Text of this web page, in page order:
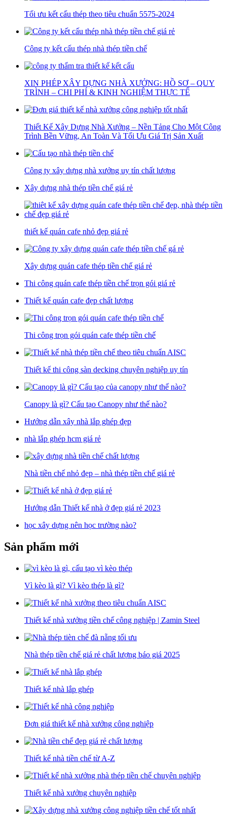
Tối ưu kết cấu thép theo tiêu chuẩn 5575-2024
Công ty kết cấu thép nhà thép tiền chế
XIN PHÉP XÂY DỰNG NHÀ XƯỞNG: HỒ SƠ – QUY
TRÌNH – CHI PHÍ & KINH NGHIỆM THỰC TẾ
Thiết Kế Xây Dựng Nhà Xưởng – Nền Tảng Cho Một Công
Trình Bền Vững, An Toàn Và Tối Ưu Giá Trị Sản Xuất
Công ty xây dựng nhà xưởng uy tín chất lượng
Xây dựng nhà thép tiền chế giá rẻ
thiết kế quán cafe nhỏ đẹp giá rẻ
Xây dựng quán cafe thép tiền chế giá rẻ
Thi công quán cafe thép tiền chế trọn gói giá rẻ
Thiết kế quán cafe đẹp chất lượng
Thi công trọn gói quán cafe thép tiền chế
Thiết kế thi công sàn decking chuyên nghiệp uy tín
Canopy là gì? Cấu tạo Canopy như thế nào?
Hướng dẫn xây nhà lắp ghép đẹp
nhà lắp ghép hcm giá rẻ
Nhà tiền chế nhỏ đẹp – nhà thép tiền chế giá rẻ
Hướng dẫn Thiết kế nhà ở đẹp giá rẻ 2023
học xây dựng nên học trường nào?
Sản phẩm mới
Vì kèo là gì? Vì kèo thép là gì?
Thiết kế nhà xưởng tiền chế công nghiệp | Zamin Steel
Nhà thép tiền chế giá rẻ chất lượng báo giá 2025
Thiết kế nhà lắp ghép
Đơn giá thiết kế nhà xưởng công nghiệp
Thiết kế nhà tiền chế từ A-Z
Thiết kế nhà xưởng chuyên nghiệp